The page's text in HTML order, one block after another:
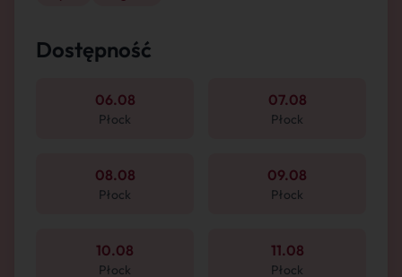
Dostępność
06.08
Płock
07.08
Płock
08.08
Płock
09.08
Płock
10.08
Płock
11.08
Płock